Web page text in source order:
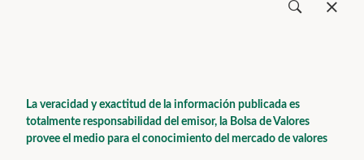
La veracidad y exactitud de la información publicada es
totalmente responsabilidad del emisor, la Bolsa de Valores
provee el medio para el conocimiento del mercado de valores